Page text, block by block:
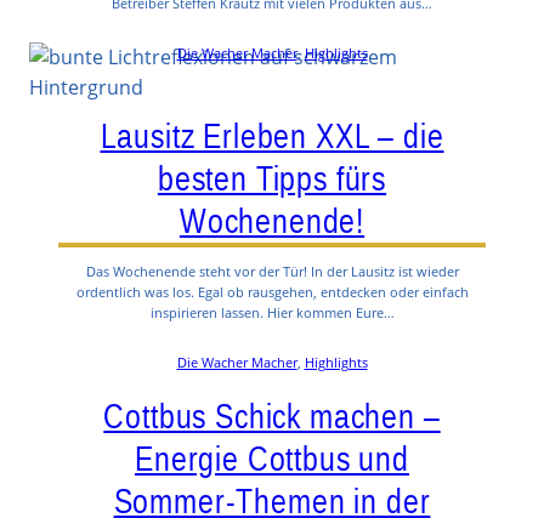
Die Wacher Macher, Highlights
Lausitz Erleben XXL – die
besten Tipps fürs
Wochenende!
Das Wochenende steht vor der Tür! In der Lausitz ist wieder
ordentlich was los. Egal ob rausgehen, entdecken oder einfach
inspirieren lassen. Hier kommen Eure…
Die Wacher Macher, Highlights
Cottbus Schick machen –
Energie Cottbus und
Sommer-Themen in der